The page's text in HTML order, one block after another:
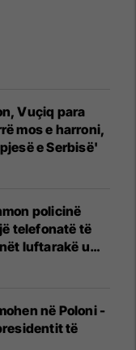
Vuçiq para
mos e harroni,
e Serbisë'
policinë
telefonatë të
luftarakë u
të
në Poloni -
të